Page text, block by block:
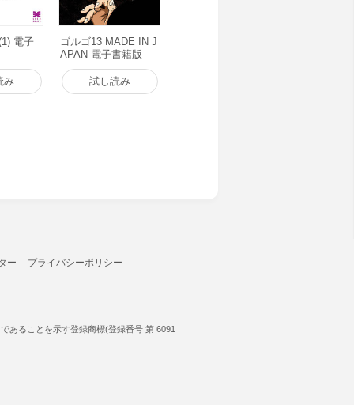
電子
み
ゴルゴ13 MADE IN J
APAN 電子書籍版
試し読み
ー プライバシーポリシー
あることを示す登録商標(登録番号 第 6091